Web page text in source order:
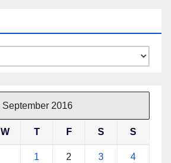
September 2016
W T F S S
1 2 3 4